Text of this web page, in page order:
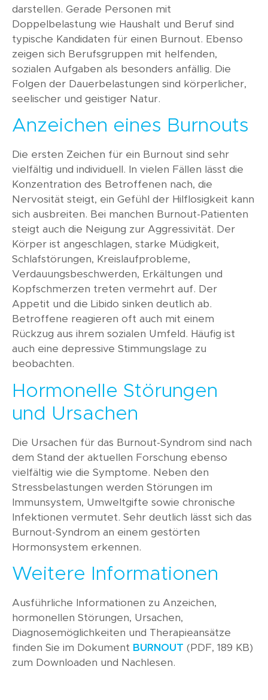
darstellen. Gerade Personen mit
Doppelbelastung wie Haushalt und Beruf sind
typische Kandidaten für einen Burnout. Ebenso
zeigen sich Berufsgruppen mit helfenden,
sozialen Aufgaben als besonders anfällig. Die
Folgen der Dauerbelastungen sind körperlicher,
seelischer und geistiger Natur.
Anzeichen eines Burnouts
Die ersten Zeichen für ein Burnout sind sehr
vielfältig und individuell. In vielen Fällen lässt die
Konzentration des Betroffenen nach, die
Nervosität steigt, ein Gefühl der Hilflosigkeit kann
sich ausbreiten. Bei manchen Burnout-Patienten
steigt auch die Neigung zur Aggressivität. Der
Körper ist angeschlagen, starke Müdigkeit,
Schlafstörungen, Kreislaufprobleme,
Verdauungsbeschwerden, Erkältungen und
Kopfschmerzen treten vermehrt auf. Der
Appetit und die Libido sinken deutlich ab.
Betroffene reagieren oft auch mit einem
Rückzug aus ihrem sozialen Umfeld. Häufig ist
auch eine depressive Stimmungslage zu
beobachten.
Hormonelle Störungen
und Ursachen
Die Ursachen für das Burnout-Syndrom sind nach
dem Stand der aktuellen Forschung ebenso
vielfältig wie die Symptome. Neben den
Stressbelastungen werden Störungen im
Immunsystem, Umweltgifte sowie chronische
Infektionen vermutet. Sehr deutlich lässt sich das
Burnout-Syndrom an einem gestörten
Hormonsystem erkennen.
Weitere Informationen
Ausführliche Informationen zu Anzeichen,
hormonellen Störungen, Ursachen,
Diagnosemöglichkeiten und Therapieansätze
finden Sie im Dokument BURNOUT (PDF, 189 KB)
zum Downloaden und Nachlesen.